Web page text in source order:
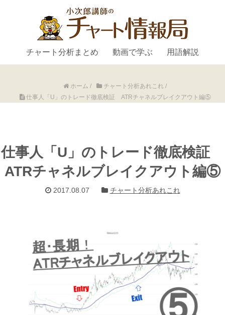
チャート分析まとめ 動画で学ぶ 用語解説
ホーム / チャート分析あれこれ /
仕事人「U」のトレード徹底検証 ATRチャネルブレイクアウト編⑤
仕事人「U」のトレード徹底検証
ATRチャネルブレイクアウト編⑤
2017.08.07 チャート分析あれこれ